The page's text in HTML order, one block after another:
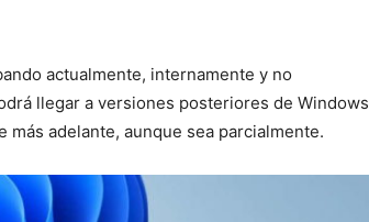
actualmente, internamente y no
llegar a versiones posteriores de Windows
más adelante, aunque sea parcialmente.